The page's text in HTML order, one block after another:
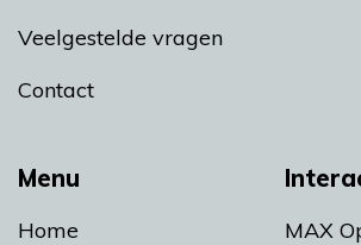
Menu
Home
MAX
Veelgestelde vragen
Contact